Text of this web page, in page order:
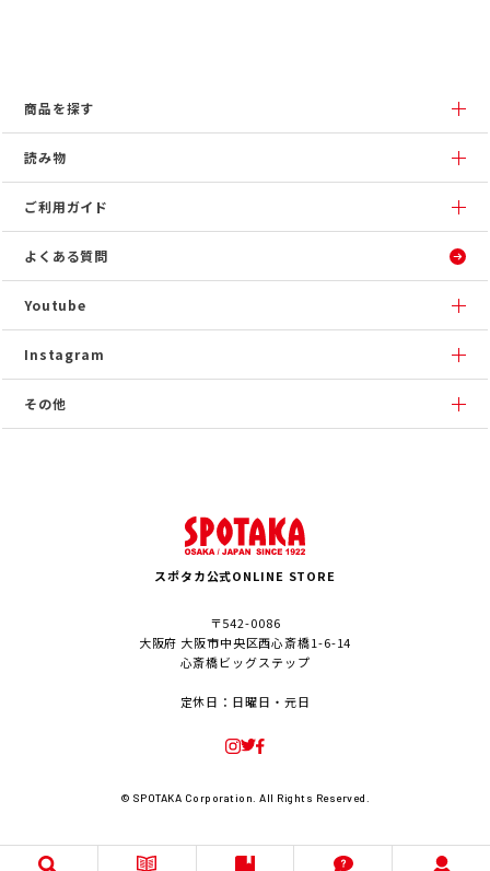
商品を探す
読み物
ご利用ガイド
よくある質問
Youtube
Instagram
その他
スポタカ公式ONLINE STORE
〒542-0086
大阪府 大阪市中央区西心斎橋1-6-14
心斎橋ビッグステップ
定休日：日曜日・元日
© SPOTAKA Corporation. All Rights Reserved.